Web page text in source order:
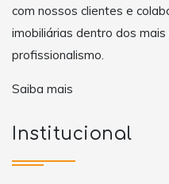
com nossos clientes e
imobiliárias dentro dos
profissionalismo.
Saiba mais
Institucional